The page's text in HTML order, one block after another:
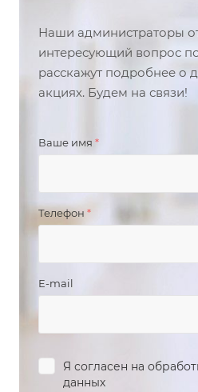
Наши администраторы
интересующий вопрос по
расскажут подробнее о
акциях. Будем на связи!
Ваше имя *
Телефон *
E-mail
Я согласен на
данных